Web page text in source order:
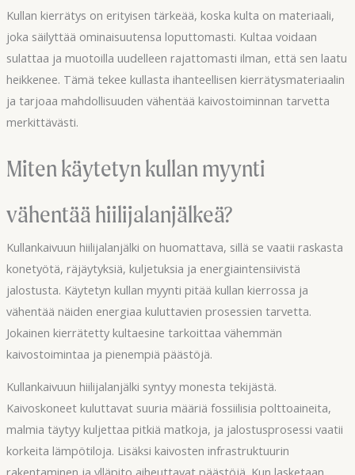
Kullan kierrätys on erityisen tärkeää, koska kulta on materiaali,
joka säilyttää ominaisuutensa loputtomasti. Kultaa voidaan
sulattaa ja muotoilla uudelleen rajattomasti ilman, että sen laatu
heikkenee. Tämä tekee kullasta ihanteellisen kierrätysmateriaalin
ja tarjoaa mahdollisuuden vähentää kaivostoiminnan tarvetta
merkittävästi.
Miten käytetyn kullan myynti
vähentää hiilijalanjälkeä?
Kullankaivuun hiilijalanjälki on huomattava, sillä se vaatii raskasta
konetyötä, räjäytyksiä, kuljetuksia ja energiaintensiivistä
jalostusta. Käytetyn kullan myynti pitää kullan kierrossa ja
vähentää näiden energiaa kuluttavien prosessien tarvetta.
Jokainen kierrätetty kultaesine tarkoittaa vähemmän
kaivostoimintaa ja pienempiä päästöjä.
Kullankaivuun hiilijalanjälki syntyy monesta tekijästä.
Kaivoskoneet kuluttavat suuria määriä fossiilisia polttoaineita,
malmia täytyy kuljettaa pitkiä matkoja, ja jalostusprosessi vaatii
korkeita lämpötiloja. Lisäksi kaivosten infrastruktuurin